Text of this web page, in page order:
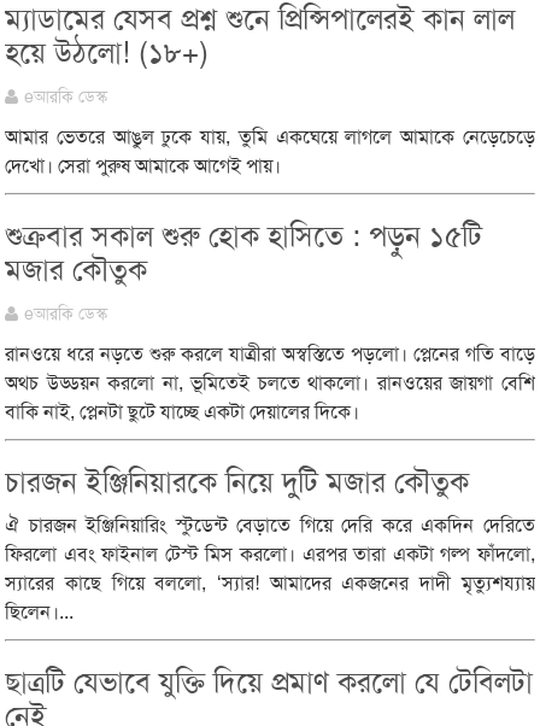
ম্যাডামের যেসব প্রশ্ন শুনে প্রিন্সিপালেরই কান লাল
হয়ে উঠলো! (১৮+)
eআরকি ডেস্ক
আমার ভেতরে আঙুল ঢুকে যায়, তুমি একঘেয়ে লাগলে আমাকে নেড়েচেড়ে
দেখো। সেরা পুরুষ আমাকে আগেই পায়।
শুক্রবার সকাল শুরু হোক হাসিতে : পড়ুন ১৫টি
মজার কৌতুক
eআরকি ডেস্ক
রানওয়ে ধরে নড়তে শুরু করলে যাত্রীরা অস্বস্তিতে পড়লো। প্লেনের গতি বাড়ে
অথচ উড্ডয়ন করলো না, ভূমিতেই চলতে থাকলো। রানওয়ের জায়গা বেশি
বাকি নাই, প্লেনটা ছুটে যাচ্ছে একটা দেয়ালের দিকে।
চারজন ইঞ্জিনিয়ারকে নিয়ে দুটি মজার কৌতুক
ঐ চারজন ইঞ্জিনিয়ারিং স্টুডেন্ট বেড়াতে গিয়ে দেরি করে একদিন দেরিতে
ফিরলো এবং ফাইনাল টেস্ট মিস করলো। এরপর তারা একটা গল্প ফাঁদলো,
স্যারের কাছে গিয়ে বললো, ‘স্যার! আমাদের একজনের দাদী মৃত্যুশয্যায়
ছিলেন।...
ছাত্রটি যেভাবে যুক্তি দিয়ে প্রমাণ করলো যে টেবিলটা
নেই